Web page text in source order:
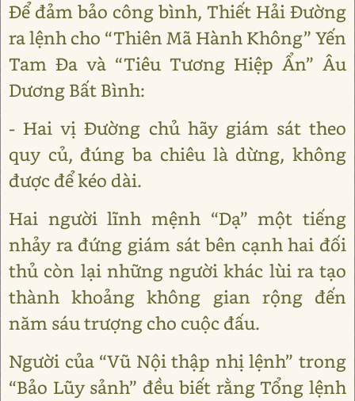
Để đảm bảo công bình, Thiết Hải Đường
ra lệnh cho “Thiên Mã Hành Không” Yến
Tam Đa và “Tiêu Tương Hiệp Ẩn” Âu
Dương Bất Bình:
- Hai vị Đường chủ hãy giám sát theo
quy củ, đúng ba chiêu là dừng, không
được để kéo dài.
Hai người lĩnh mệnh “Dạ” một tiếng
nhảy ra đứng giám sát bên cạnh hai đối
thủ còn lại những người khác lùi ra tạo
thành khoảng không gian rộng đến
năm sáu trượng cho cuộc đấu.
Người của “Vũ Nội thập nhị lệnh” trong
“Bảo Lũy sảnh” đều biết rằng Tổng lệnh